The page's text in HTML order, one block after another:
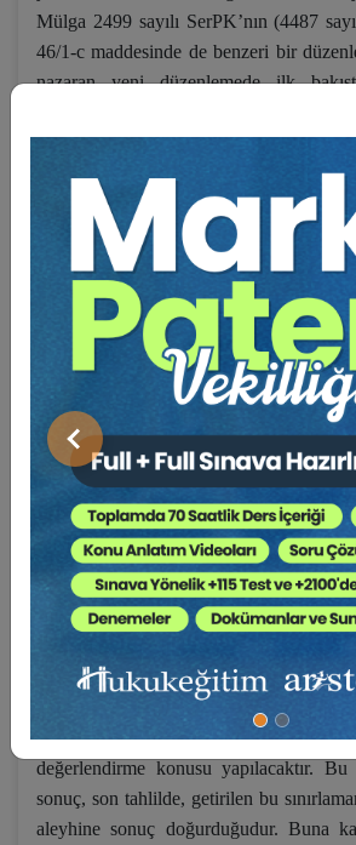
Önceki
Mülga 2499 sayılı SerPK’nın (4487
46/1-c maddesinde de benzeri bir
nazaran yeni düzenlemede ilk
yetkilerin kapsamının genişletildiği,
uygulama alanı bulacağı hallerin
Madde düzenlemesi ile ilgili belli başlı
düzenleme konusu tedbirlerin
sermayelerinin veya malvarlıklarının
hallere mi münhasır olduğu, yoksa
malvarlığının azalmasına yol
aykırılık taşıyan işlemlerinde de
uygulama alanı bulup bulmayacağı
Kanun zamanında tartışması
düzenlemede “sebebiyle”
cevaplandırıldığı, kanun koyucunun
koyduğu, meri düzenlemenin açık
yetkilerin kullanımının mal varlığının
olduğu söylenebilir. Mülga Kanun
işlemler ile malvarlığının azalmasına
olmadığı durumlar bakımından da
yetkisinin varlığı kabul edilmişti.
koyucunun yeni düzenlemedeki bu
değerlendirme konusu yapılacaktır. Bu
sonuç, son tahlilde, getirilen bu
aleyhine sonuç doğurduğudur. Buna